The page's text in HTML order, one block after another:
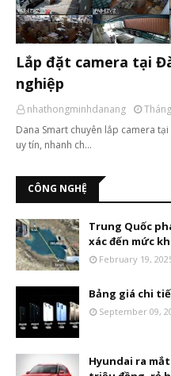
Lắp đặt camera tại
nghiệp
nhathongminhdanang
Dana Smart chuyên lắp camera
uy tín, nhanh ch…
CÔNG NGHỆ
Trung Quốc
xác đến mức
February 19,
Bảng giá chi
September 09,
Hyundai ra mắt